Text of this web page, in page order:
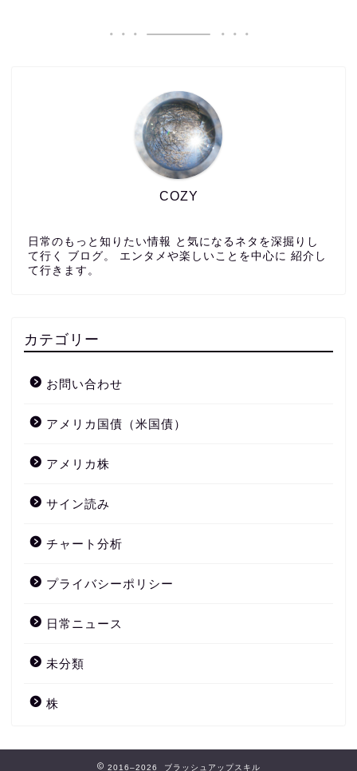
COZY
日常のもっと知りたい情報 と気になるネタを深掘りし
て行く ブログ。 エンタメや楽しいことを中心に 紹介し
て行きます。
カテゴリー
お問い合わせ
アメリカ国債（米国債）
アメリカ株
サイン読み
チャート分析
プライバシーポリシー
日常ニュース
未分類
株
2016–2026 ブラッシュアップスキル